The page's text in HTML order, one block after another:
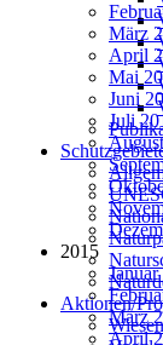
Aktionen/
März
April
Mai
Juni
Juli
2015
März
April